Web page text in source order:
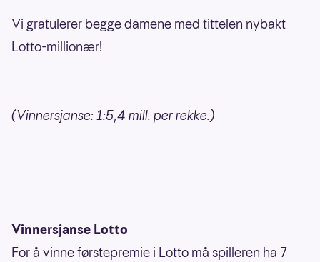
Vi gratulerer begge damene med tittelen nybakt
Lotto-millionær!
(Vinnersjanse: 1:5,4 mill. per rekke.)
Vinnersjanse Lotto
For å vinne førstepremie i Lotto må spilleren ha 7